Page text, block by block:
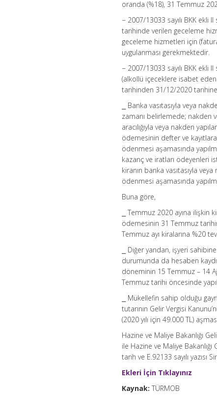
oranda (%18), 31 Temmuz
− 2007/13033 sayılı BKK ekli II
tarihinde verilen geceleme
geceleme hizmetleri için
uygulanması gerekmektedir.
− 2007/13033 sayılı BKK ekli
(alkollü içeceklere isabet eden
tarihinden 31/12/2020
⎯ Banka vasıtasıyla veya
zamanı belirlemede; nakden
aracılığıyla veya nakden
ödemesinin defter ve kayıtlara
ödenmesi aşamasında
kazanç ve iratları ödeyenleri
kiranın banka vasıtasıyla
ödenmesi aşamasında
Buna göre,
⎯ Temmuz 2020 ayına
ödemesinin 31 Temmuz
Temmuz ayı kiralarına %20
⎯ Diğer yandan, işyeri
durumunda da hesaben
döneminin 15 Temmuz – 14
Temmuz tarihi öncesinde
⎯ Mükellefin sahip olduğu
tutarının Gelir Vergisi
(2020 yılı için 49.000 TL)
Hazine ve Maliye Bakanlığı
ile Hazine ve Maliye
tarih ve E.92133 sayılı yazısı
Ekleri İçin Tıklayınız
Kaynak: TÜRMOB